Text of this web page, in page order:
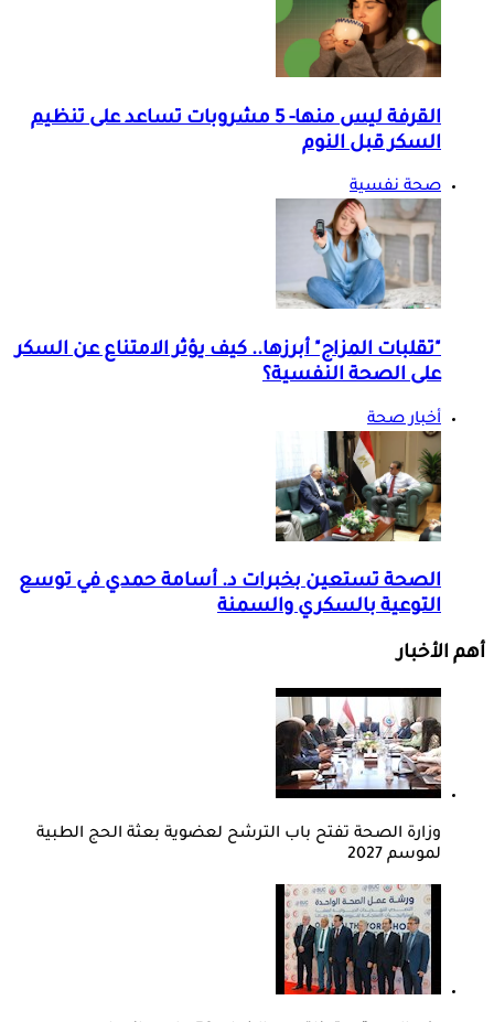
القرفة ليس منها- 5 مشروبات تساعد على تنظيم
السكر قبل النوم
صحة نفسية
"تقلبات المزاج" أبرزها.. كيف يؤثر الامتناع عن السكر
على الصحة النفسية؟
أخبار صحة
الصحة تستعين بخبرات د. أسامة حمدي في توسع
التوعية بالسكري والسمنة
أهم الأخبار
وزارة الصحة تفتح باب الترشح لعضوية بعثة الحج الطبية
لموسم 2027